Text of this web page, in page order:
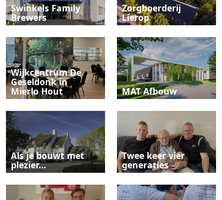
Swinkels Family
Brewers
Zorgboerderij
Lierop
Wijkcentrum De
Geseldonk in
Mierlo Hout MAT Afbouw
Als je bouwt met
plezier...
Twee keer vier
generaties